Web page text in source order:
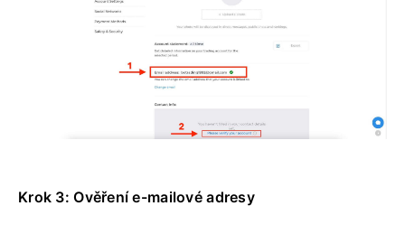
Krok 3: Ověření e-mailové adresy